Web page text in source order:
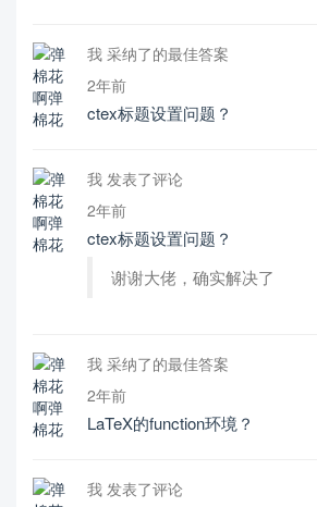
我 采纳了的最佳答案
2年前
ctex标题设置问题？
我 发表了评论
2年前
ctex标题设置问题？
谢谢大佬，确实解决了
我 采纳了的最佳答案
2年前
LaTeX的function环境？
我 发表了评论